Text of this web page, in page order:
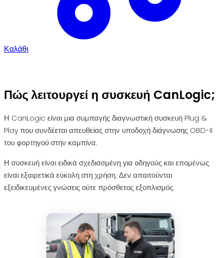
Καλάθι
Πώς λειτουργεί η συσκευή CanLogic;
Η CanLogic είναι μια συμπαγής διαγνωστική συσκευή Plug &
Play που συνδέεται απευθείας στην υποδοχή διάγνωσης OBD-II
του φορτηγού στην καμπίνα.
Η συσκευή είναι ειδικά σχεδιασμένη για οδηγούς και επομένως
είναι εξαιρετικά εύκολη στη χρήση. Δεν απαιτούνται
εξειδικευμένες γνώσεις ούτε πρόσθετος εξοπλισμός.